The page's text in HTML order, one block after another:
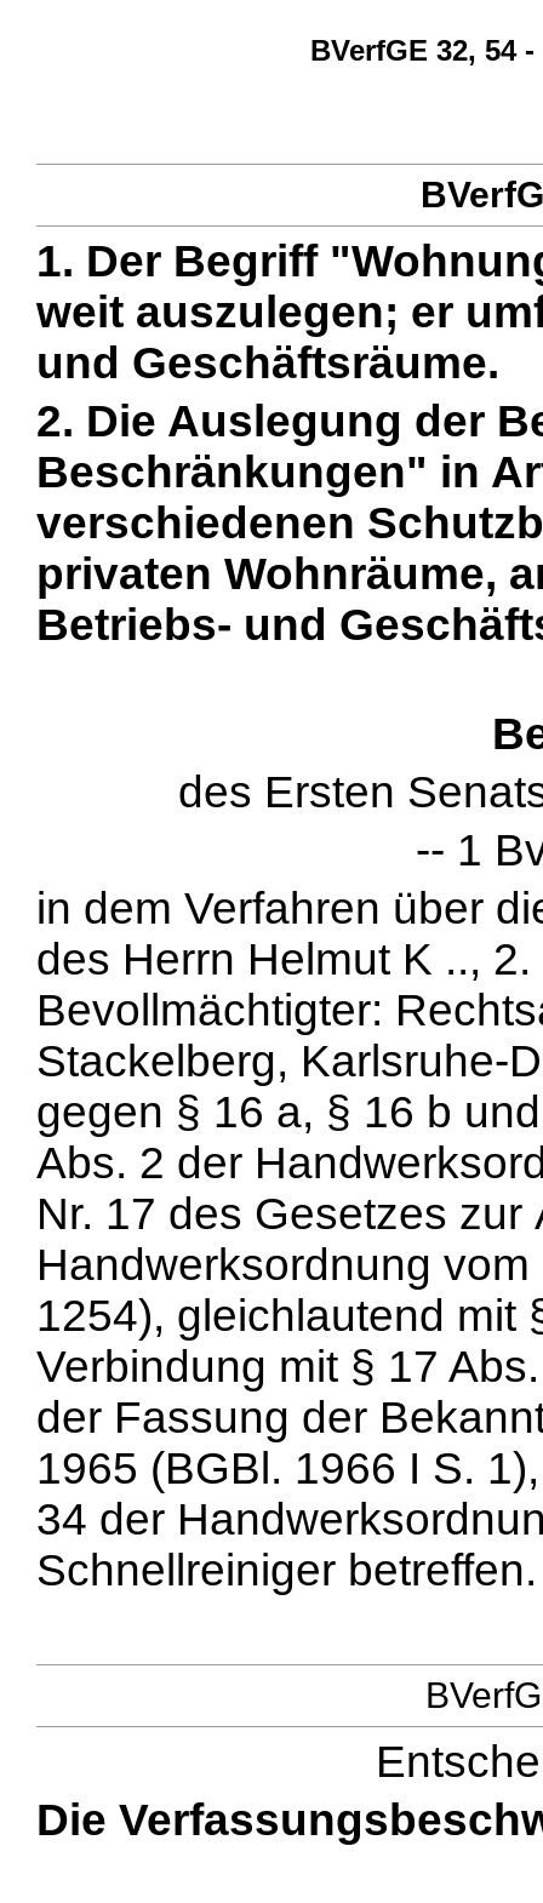
BVerfGE 32, 54
1. Der Begriff
weit auszulegen; er
und Geschäftsräume.
2. Die Auslegung der
Beschränkungen" in
verschiedenen
privaten Wohnräume,
Betriebs- und
des Ersten
-- 1
in dem Verfahren über
des Herrn Helmut K ..,
Bevollmächtigter:
Stackelberg, Karlsruhe-
gegen § 16 a, § 16 b
Abs. 2 der
Nr. 17 des Gesetzes zur
Handwerksordnung
1254), gleichlautend mit
Verbindung mit § 17
der Fassung der
1965 (BGBl. 1966 I S.
34 der
Schnellreiniger betreffen.
Die